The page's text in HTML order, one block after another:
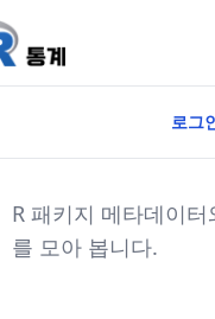
로그
R 패키지 메타데이
를 모아 봅니다.